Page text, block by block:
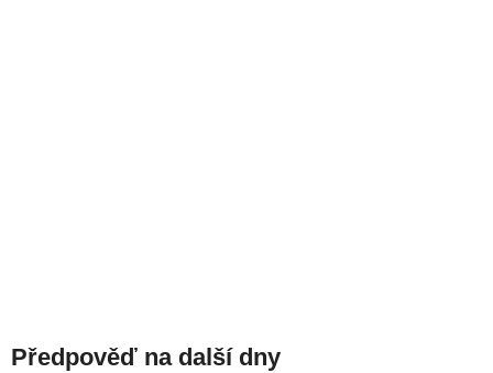
Předpověď na další dny